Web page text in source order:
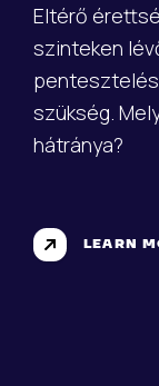
Eltérő
szinteken
szükség.
hátránya?
LEARN